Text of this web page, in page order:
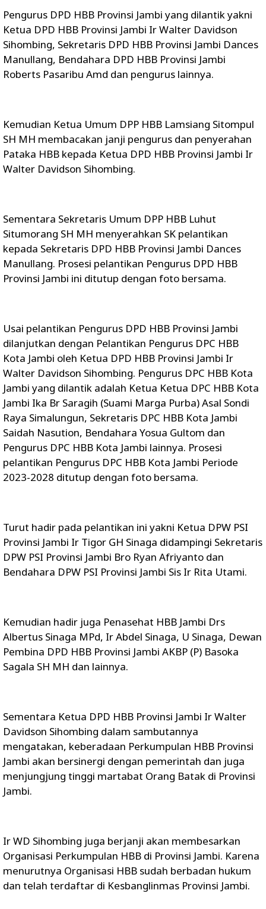
Pengurus DPD HBB Provinsi Jambi yang dilantik yakni
Ketua DPD HBB Provinsi Jambi Ir Walter Davidson
Sihombing, Sekretaris DPD HBB Provinsi Jambi Dances
Manullang, Bendahara DPD HBB Provinsi Jambi
Roberts Pasaribu Amd dan pengurus lainnya.
Kemudian Ketua Umum DPP HBB Lamsiang Sitompul
SH MH membacakan janji pengurus dan penyerahan
Pataka HBB kepada Ketua DPD HBB Provinsi Jambi Ir
Walter Davidson Sihombing.
Sementara Sekretaris Umum DPP HBB Luhut
Situmorang SH MH menyerahkan SK pelantikan
kepada Sekretaris DPD HBB Provinsi Jambi Dances
Manullang. Prosesi pelantikan Pengurus DPD HBB
Provinsi Jambi ini ditutup dengan foto bersama.
Usai pelantikan Pengurus DPD HBB Provinsi Jambi
dilanjutkan dengan Pelantikan Pengurus DPC HBB
Kota Jambi oleh Ketua DPD HBB Provinsi Jambi Ir
Walter Davidson Sihombing. Pengurus DPC HBB Kota
Jambi yang dilantik adalah Ketua Ketua DPC HBB Kota
Jambi Ika Br Saragih (Suami Marga Purba) Asal Sondi
Raya Simalungun, Sekretaris DPC HBB Kota Jambi
Saidah Nasution, Bendahara Yosua Gultom dan
Pengurus DPC HBB Kota Jambi lainnya. Prosesi
pelantikan Pengurus DPC HBB Kota Jambi Periode
2023-2028 ditutup dengan foto bersama.
Turut hadir pada pelantikan ini yakni Ketua DPW PSI
Provinsi Jambi Ir Tigor GH Sinaga didampingi Sekretaris
DPW PSI Provinsi Jambi Bro Ryan Afriyanto dan
Bendahara DPW PSI Provinsi Jambi Sis Ir Rita Utami.
Kemudian hadir juga Penasehat HBB Jambi Drs
Albertus Sinaga MPd, Ir Abdel Sinaga, U Sinaga, Dewan
Pembina DPD HBB Provinsi Jambi AKBP (P) Basoka
Sagala SH MH dan lainnya.
Sementara Ketua DPD HBB Provinsi Jambi Ir Walter
Davidson Sihombing dalam sambutannya
mengatakan, keberadaan Perkumpulan HBB Provinsi
Jambi akan bersinergi dengan pemerintah dan juga
menjungjung tinggi martabat Orang Batak di Provinsi
Jambi.
Ir WD Sihombing juga berjanji akan membesarkan
Organisasi Perkumpulan HBB di Provinsi Jambi. Karena
menurutnya Organisasi HBB sudah berbadan hukum
dan telah terdaftar di Kesbanglinmas Provinsi Jambi.